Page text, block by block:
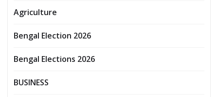
Agriculture
Bengal Election 2026
Bengal Elections 2026
BUSINESS